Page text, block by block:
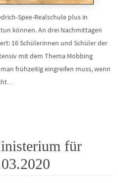
Spee-Realschule plus in
können. An drei Nachmittagen
16 Schülerinnen und Schüler der
mit dem Thema Mobbing
frühzeitig eingreifen muss, wenn
für